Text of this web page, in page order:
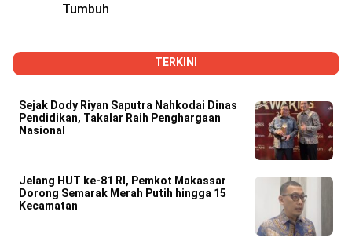
Tumbuh
TERKINI
Sejak Dody Riyan Saputra Nahkodai Dinas
Pendidikan, Takalar Raih Penghargaan
Nasional
Jelang HUT ke-81 RI, Pemkot Makassar
Dorong Semarak Merah Putih hingga 15
Kecamatan